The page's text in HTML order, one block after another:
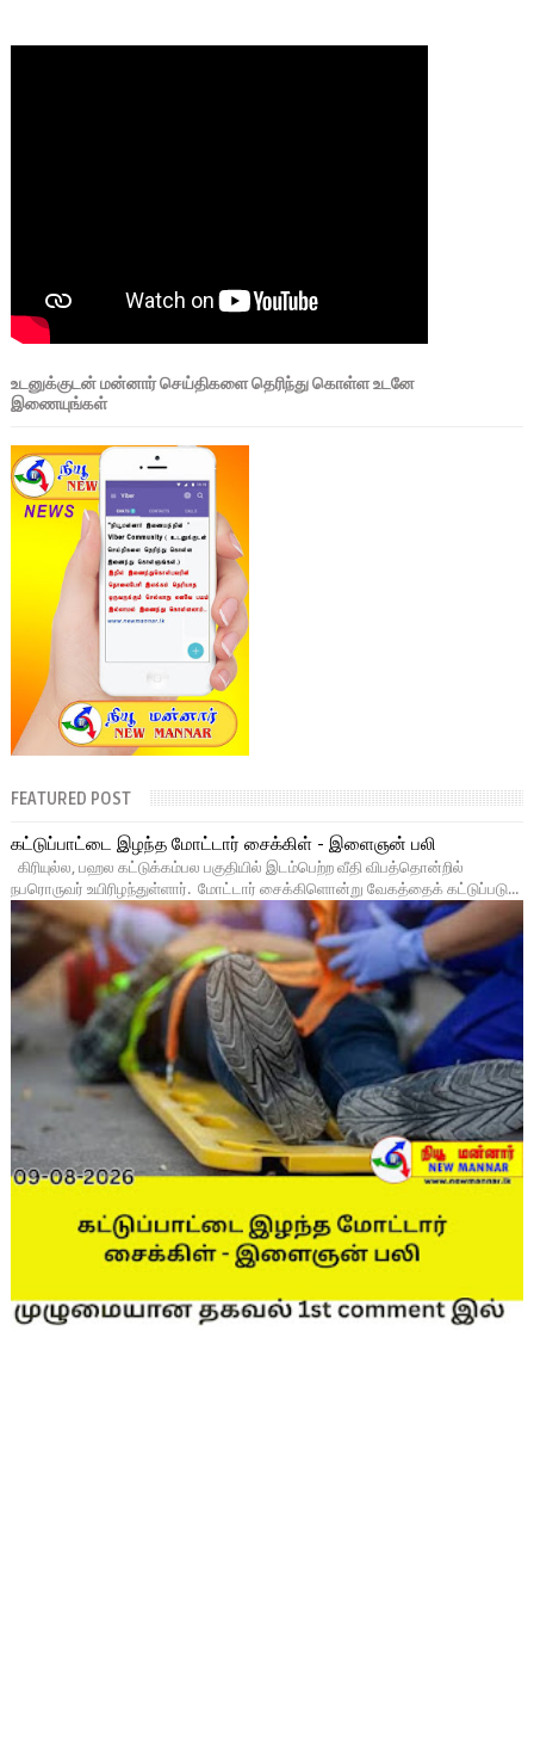
உடனுக்குடன் மன்னார் செய்திகளை தெரிந்து கொள்ள உடனே
இணையுங்கள்
FEATURED POST
கட்டுப்பாட்டை இழந்த மோட்டார் சைக்கிள் - இளைஞன் பலி
கிரியுல்ல, பஹல கட்டுக்கம்பல பகுதியில் இடம்பெற்ற வீதி விபத்தொன்றில்
நபரொருவர் உயிரிழந்துள்ளார். மோட்டார் சைக்கிளொன்று வேகத்தைக் கட்டுப்படு...